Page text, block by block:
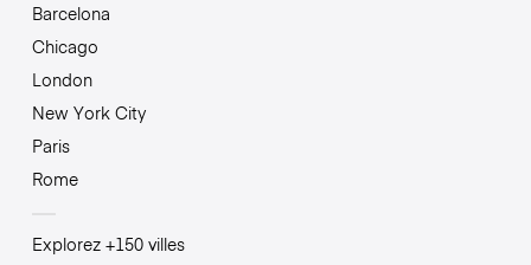
Barcelona
Chicago
London
New York City
Paris
Rome
Explorez +150 villes